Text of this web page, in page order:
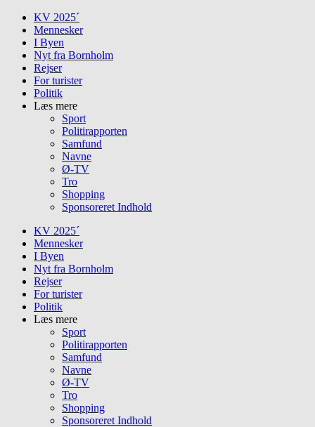
Skip
content
KV 2025´
Mennesker
I Byen
Nyt fra Bornholm
Rejser
For turister
Politik
Læs mere
Sport
Politirapporten
Samfund
Navne
Ø-TV
Tro
Shopping
Sponsoreret Indhold
KV 2025´
Mennesker
I Byen
Nyt fra Bornholm
Rejser
For turister
Politik
Læs mere
Sport
Politirapporten
Samfund
Navne
Ø-TV
Tro
Shopping
Sponsoreret Indhold